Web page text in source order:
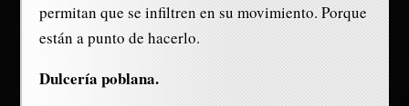
permitan que se infiltren en su movimiento. Porque
están a punto de hacerlo.
Dulcería poblana.